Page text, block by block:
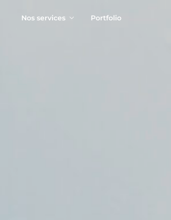
Nos services Portfolio